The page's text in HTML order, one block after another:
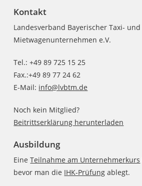
Kontakt
Landesverband Bayerischer Taxi- und
Mietwagenunternehmen e.V.
Tel.: +49 89 725 15 25
Fax.:+49 89 77 24 62
E-Mail: info@lvbtm.de
Noch kein Mitglied?
Beitrittserklärung herunterladen
Ausbildung
EineTeilnahme am Unternehmerkurs
bevor man die IHK-Prüfung ablegt.